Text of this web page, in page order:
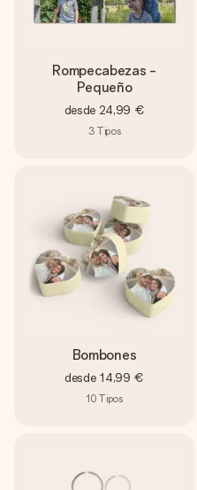
Rompecabezas -
Pequeño
desde 24,99 €
3 Tipos
Bombones
desde 14,99 €
10 Tipos